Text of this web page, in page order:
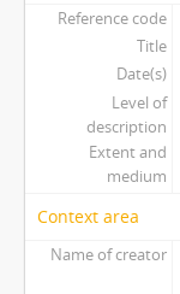
Reference code
Title
Date(s)
Level of
description
Extent and
medium
Context area
Name of creator